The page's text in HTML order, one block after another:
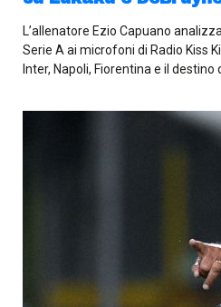
L’allenatore Ezio Capuano
Serie A ai microfoni di Radio Kiss
Inter, Napoli, Fiorentina e il destino